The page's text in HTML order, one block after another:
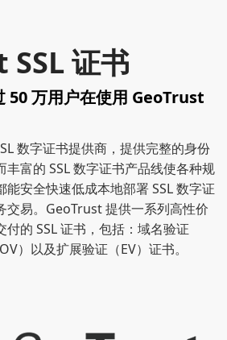
证书
50 万用户在使用 GeoTrust
数字证书提供商，提供完整的身份
富的 SSL 数字证书产品线使各种规
安全快速低成本地部署 SSL 数字证
交易。GeoTrust 提供一系列高性价
付的 SSL 证书，包括：域名验证
）以及扩展验证（EV）证书。